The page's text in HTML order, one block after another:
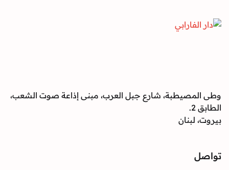
وطى المصيطبة، شارع جبل العرب، مبنى إذاعة صوت الشعب،
الطابق 2.
بيروت، لبنان
تواصل